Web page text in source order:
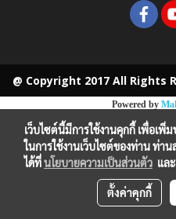
@ Copyright 2017 All Rights
Powered by
เว็บไซต์นี้มีการใช้งานคุกกี้ เพื่อเ
ในการใช้งานเว็บไซต์ของท่าน ท่า
ได้ที่นโยบายความเป็นส่วนตัว และ
ตั้งค่าคุกกี้